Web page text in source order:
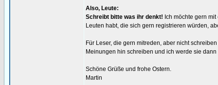
Also, Leute:
Schreibt bitte was ihr denkt! Ich möchte gern
Leuten habt, die sich gern registrieren würden,
Für Leser, die gern mitreden, aber nicht
Meinungen hin schreiben und ich werde sie
Schöne Grüße und frohe Ostern.
Martin